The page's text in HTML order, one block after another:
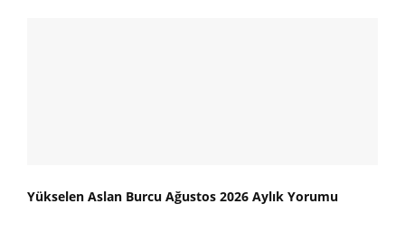
Yükselen Aslan Burcu Ağustos 2026 Aylık Yorumu